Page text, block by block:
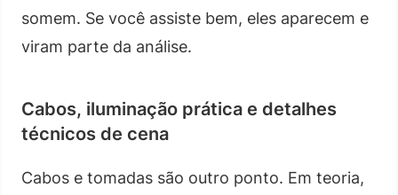
somem. Se você assiste bem, eles aparecem e
viram parte da análise.
Cabos, iluminação prática e detalhes
técnicos de cena
Cabos e tomadas são outro ponto. Em teoria,